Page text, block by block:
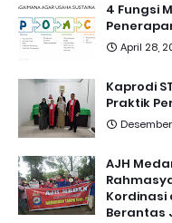
4 Fungsi
April 28,
Kaprodi
Praktik
AJH
Kordinasi
Berantas